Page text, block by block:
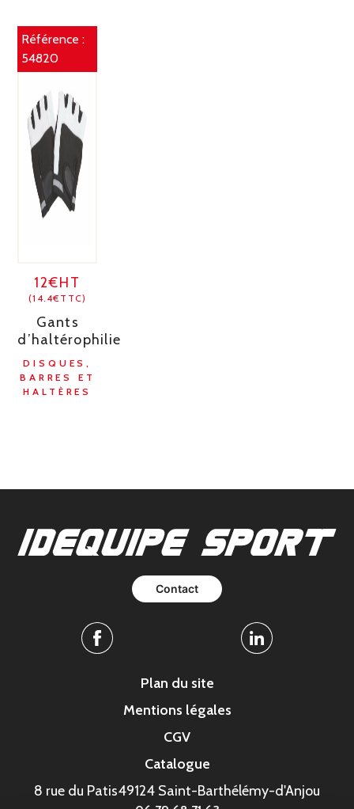
Référence :
54820
12€HT
(14.4€TTC)
Gants
d’haltérophilie
DISQUES,
BARRES ET
HALTÈRES
Contact
Facebook Linkedin
Plan du site
Mentions légales
CGV
Catalogue
8 rue du Patis49124 Saint-Barthélémy-d'Anjou